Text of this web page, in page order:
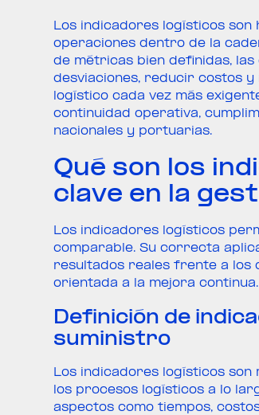
Los indicadores logísticos
operaciones dentro de la
de métricas bien definidas,
desviaciones, reducir costos
logístico cada vez más
continuidad operativa,
nacionales y portuarias.
Qué son los
clave en la
Los indicadores logísticos
comparable. Su correcta
resultados reales frente a los
orientada a la mejora continua.
Definición de
suministro
Los indicadores logísticos
los procesos logísticos a lo
aspectos como tiempos,